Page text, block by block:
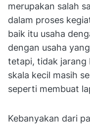
merupakan salah
dalam proses
baik itu usaha
dengan usaha
tetapi, tidak jarang
skala kecil masih
seperti membuat
Kebanyakan dari